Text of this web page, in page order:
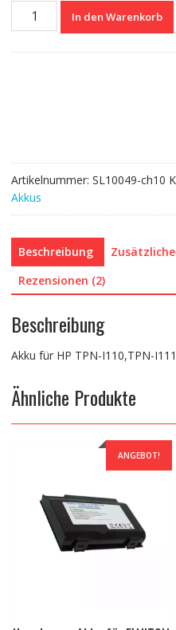
Nagelneuer
In den Warenkorb
Artikelnummer: SL10049-ch10
Akkus
Beschreibung
Rezensionen (2)
Beschreibung
Akku für HP TPN-I110,TPN-
Ähnliche Produkte
ANGEBOT!